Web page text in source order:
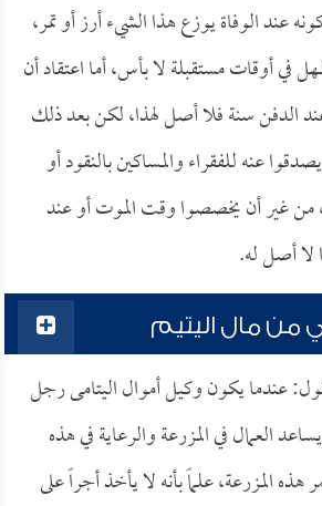
عند الوفاة يوزع هذا الشيء أرز أو تمر،
في أوقات مستقبلة لا بأس، أما اعتقاد أن
الدفن سنة فلا أصل لهذا، لكن بعد ذلك
عنه للفقراء والمساكين بالنقود أو
من غير أن يخصصوا وقت الموت أو عند
لا أصل له.
من مال اليتيم
عندما يكون وكيل أموال اليتامى رجل
العمال في المزرعة والرعاية في هذه
المزرعة، علماً بأنه لا يأخذ أجراً على